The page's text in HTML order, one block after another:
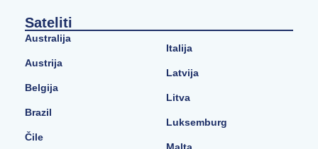
Sateliti
Australija
Austrija
Belgija
Brazil
Čile
Italija
Latvija
Litva
Luksemburg